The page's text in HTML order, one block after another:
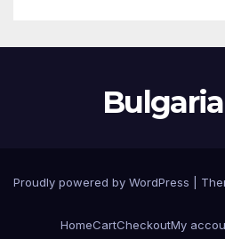
Proudly powered by WordPress
HomeCartCheckoutMy